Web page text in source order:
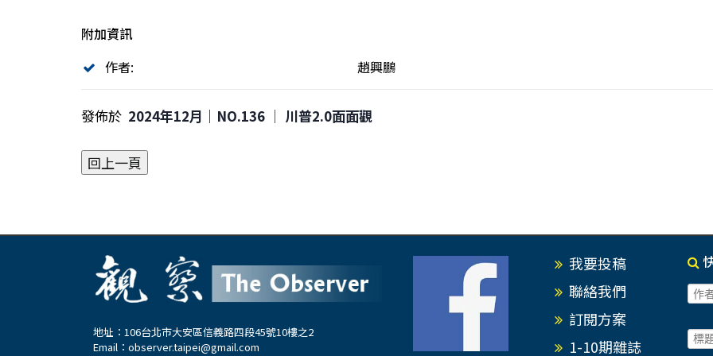
附加資訊
作者:
趙興鵬
發佈於 2024年12月｜NO.136 │ 川普2.0面面觀
地址：106台北市大安區信義路四段45號10樓之2
Email： observer.taipei@gmail.com
我要投稿
聯絡我們
訂閱方案
1-10期雜誌